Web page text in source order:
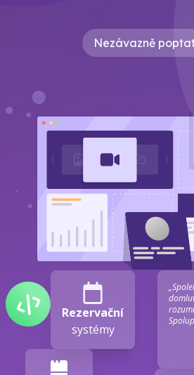
Nezávazně
Rezervační
systémy